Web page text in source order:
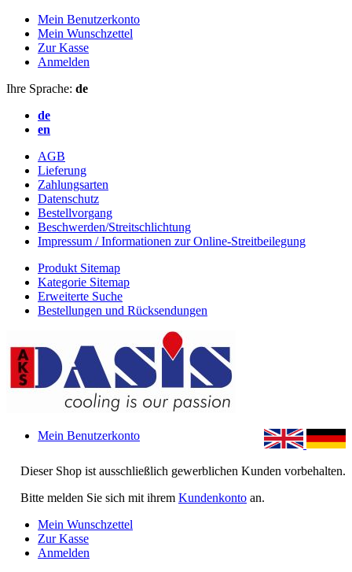
Mein Benutzerkonto
Mein Wunschzettel
Zur Kasse
Anmelden
Ihre Sprache: de
de
en
AGB
Lieferung
Zahlungsarten
Datenschutz
Bestellvorgang
Beschwerden/Streitschlichtung
Impressum / Informationen zur Online-Streitbeilegung
Produkt Sitemap
Kategorie Sitemap
Erweiterte Suche
Bestellungen und Rücksendungen
Dieser Shop ist ausschließlich gewerblichen Kunden vorbehalten.
Bitte melden Sie sich mit ihrem Kundenkonto an.
Mein Benutzerkonto
Mein Wunschzettel
Zur Kasse
Anmelden